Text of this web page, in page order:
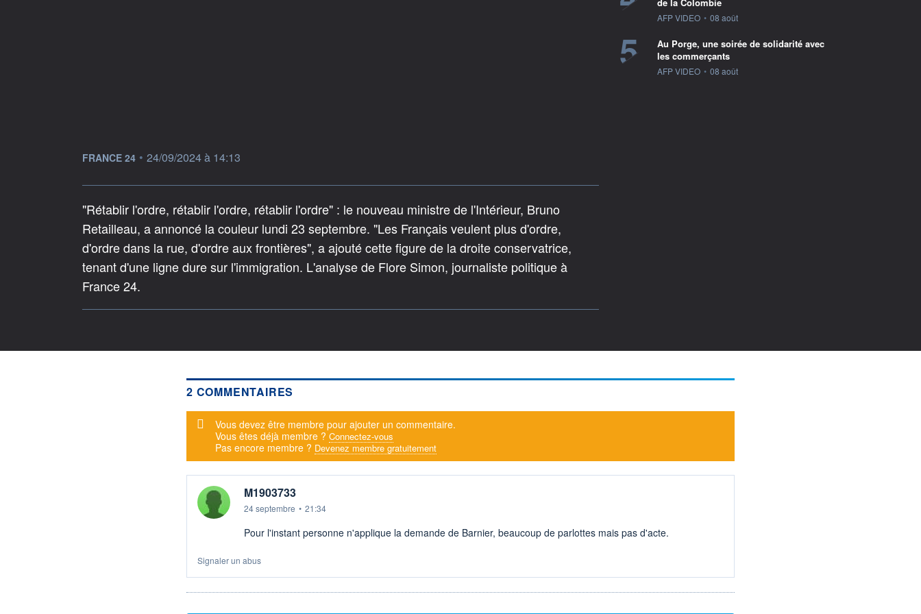
information fournie par
FRANCE 24 • 24/09/2024 à 14:13
"Rétablir l'ordre, rétablir l'ordre, rétablir l'ordre" : le nouveau ministre de l'Intérieur, Bruno
Retailleau, a annoncé la couleur lundi 23 septembre. "Les Français veulent plus d'ordre,
d'ordre dans la rue, d'ordre aux frontières", a ajouté cette figure de la droite conservatrice,
tenant d'une ligne dure sur l'immigration. L'analyse de Flore Simon, journaliste politique à
France 24.
information fournie par
AFP VIDEO • 08 août
5
Au Porge, une soirée de solidarité avec
les commerçants
information fournie par
AFP VIDEO • 08 août
2 COMMENTAIRES
Message d'alerte
Vous devez être membre pour ajouter un commentaire.
Vous êtes déjà membre ? Connectez-vous
Pas encore membre ? Devenez membre gratuitement
M1903733
24 septembre • 21:34
Pour l'instant personne n'applique la demande de Barnier, beaucoup de parlottes mais pas d'acte.
Signaler un abus